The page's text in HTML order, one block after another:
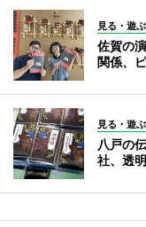
見る・遊ぶ
佐賀の
関係、
見る・遊ぶ
八戸の
社、透